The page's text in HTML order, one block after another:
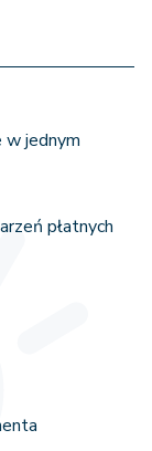
w jednym
płatnych